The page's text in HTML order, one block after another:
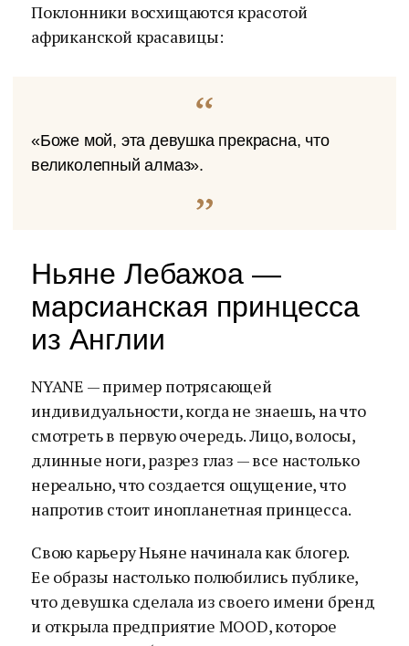
Поклонники восхищаются красотой
африканской красавицы:
«Боже мой, эта девушка прекрасна, что
великолепный алмаз».
Ньяне Лебажоа —
марсианская принцесса
из Англии
NYANE — пример потрясающей
индивидуальности, когда не знаешь, на что
смотреть в первую очередь. Лицо, волосы,
длинные ноги, разрез глаз — все настолько
нереально, что создается ощущение, что
напротив стоит инопланетная принцесса.
Свою карьеру Ньяне начинала как блогер.
Ее образы настолько полюбились публике,
что девушка сделала из своего имени бренд
и открыла предприятие MOOD, которое